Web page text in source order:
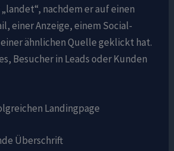
nachdem er auf einen
einer Anzeige, einem Social-
ähnlichen Quelle geklickt hat.
Besucher in Leads oder Kunden
Landingpage
Überschrift